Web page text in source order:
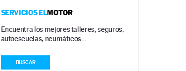
SERVICIOS ELMOTOR
Encuentra los mejores talleres, seguros,
autoescuelas, neumáticos…
BUSCAR